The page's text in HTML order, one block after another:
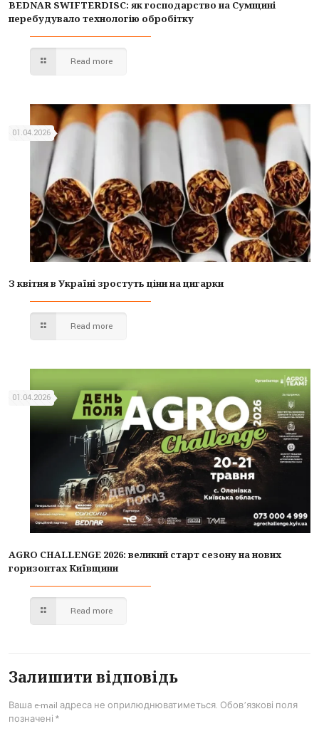
BEDNAR SWIFTERDISC: як господарство на Сумщині
перебудувало технологію обробітку
Read more
01.04.2026
З квітня в Україні зростуть ціни на цигарки
Read more
01.04.2026
AGRO CHALLENGE 2026: великий старт сезону на нових
горизонтах Київщини
Read more
Залишити відповідь
Ваша e-mail адреса не оприлюднюватиметься. Обов’язкові поля
позначені *